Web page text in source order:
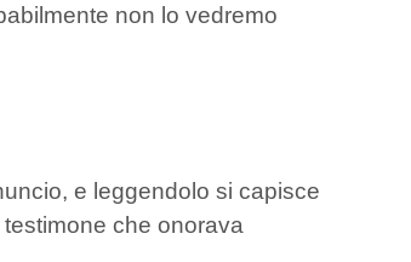
non lo vedremo
e leggendolo si capisce
che onorava